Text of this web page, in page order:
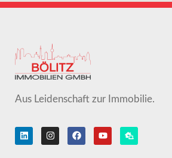
Aus Leidenschaft zur Immobilie.